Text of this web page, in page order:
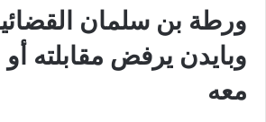
ورطة بن سلمان
وبايدن يرفض مقابلته
معه